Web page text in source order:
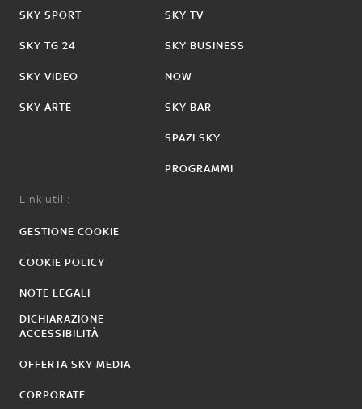
SKY SPORT
SKY TG 24
SKY VIDEO
SKY ARTE
SKY TV
SKY BUSINESS
NOW
SKY BAR
SPAZI SKY
PROGRAMMI
Link utili:
GESTIONE COOKIE
COOKIE POLICY
NOTE LEGALI
DICHIARAZIONE
ACCESSIBILITÀ
OFFERTA SKY MEDIA
CORPORATE